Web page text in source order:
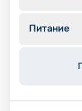
Питание